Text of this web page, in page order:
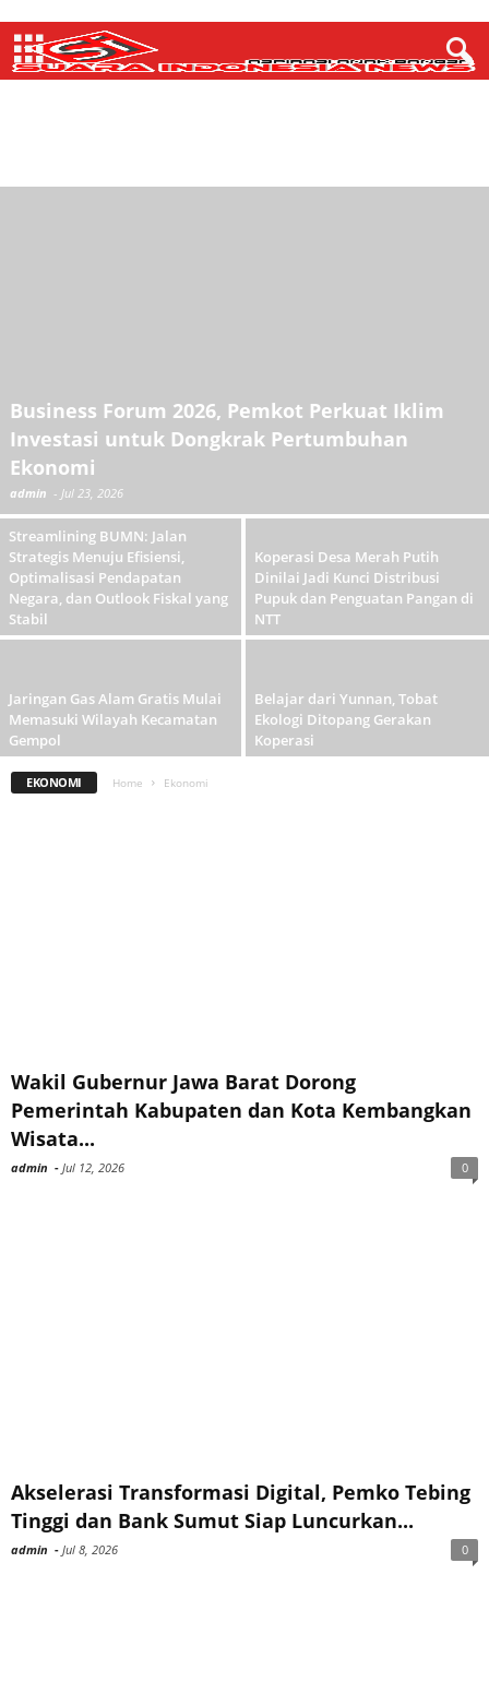
Business Forum 2026, Pemkot Perkuat Iklim
Investasi untuk Dongkrak Pertumbuhan
Ekonomi
admin - Jul 23, 2026
Streamlining BUMN: Jalan
Strategis Menuju Efisiensi,
Optimalisasi Pendapatan
Negara, dan Outlook Fiskal yang
Stabil
Koperasi Desa Merah Putih
Dinilai Jadi Kunci Distribusi
Pupuk dan Penguatan Pangan di
NTT
Jaringan Gas Alam Gratis Mulai
Memasuki Wilayah Kecamatan
Gempol
Belajar dari Yunnan, Tobat
Ekologi Ditopang Gerakan
Koperasi
EKONOMI Home Ekonomi
Wakil Gubernur Jawa Barat Dorong
Pemerintah Kabupaten dan Kota Kembangkan
Wisata...
admin - Jul 12, 2026 0
Akselerasi Transformasi Digital, Pemko Tebing
Tinggi dan Bank Sumut Siap Luncurkan...
admin - Jul 8, 2026 0